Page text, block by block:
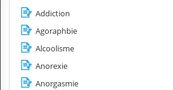
Addiction
Agoraphbie
Alcoolisme
Anorexie
Anorgasmie